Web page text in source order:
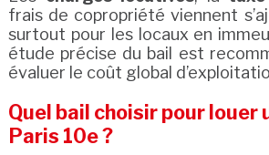
frais de copropriété viennent
surtout pour les locaux en
étude précise du bail est
évaluer le coût global
Quel bail choisir pour louer
Paris 10e ?